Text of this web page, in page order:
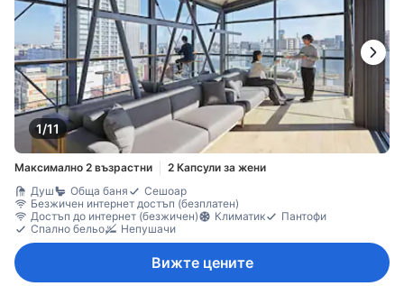
1/11
Максимално 2 възрастни
2 Капсули за жени
Душ
Обща баня
Сешоар
Безжичен интернет достъп (безплатен)
Достъп до интернет (безжичен)
Климатик
Пантофи
Спално бельо
Непушачи
Вижте цените